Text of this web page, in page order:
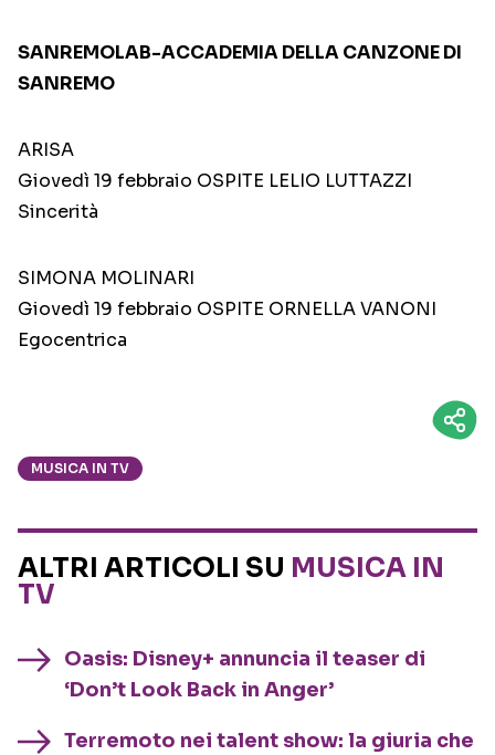
SANREMOLAB-ACCADEMIA DELLA CANZONE DI
SANREMO
ARISA
Giovedì 19 febbraio OSPITE LELIO LUTTAZZI
Sincerità
SIMONA MOLINARI
Giovedì 19 febbraio OSPITE ORNELLA VANONI
Egocentrica
MUSICA IN TV
ALTRI ARTICOLI SU MUSICA IN
TV
Oasis: Disney+ annuncia il teaser di
‘Don’t Look Back in Anger’
Terremoto nei talent show: la giuria che